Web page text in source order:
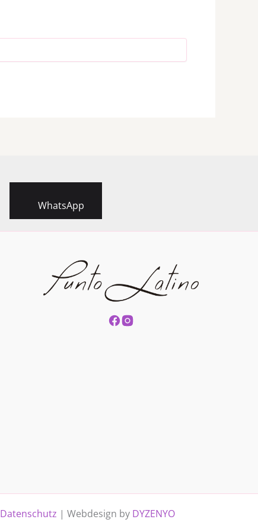
WhatsApp
Datenschutz | Webdesign by DYZENYO